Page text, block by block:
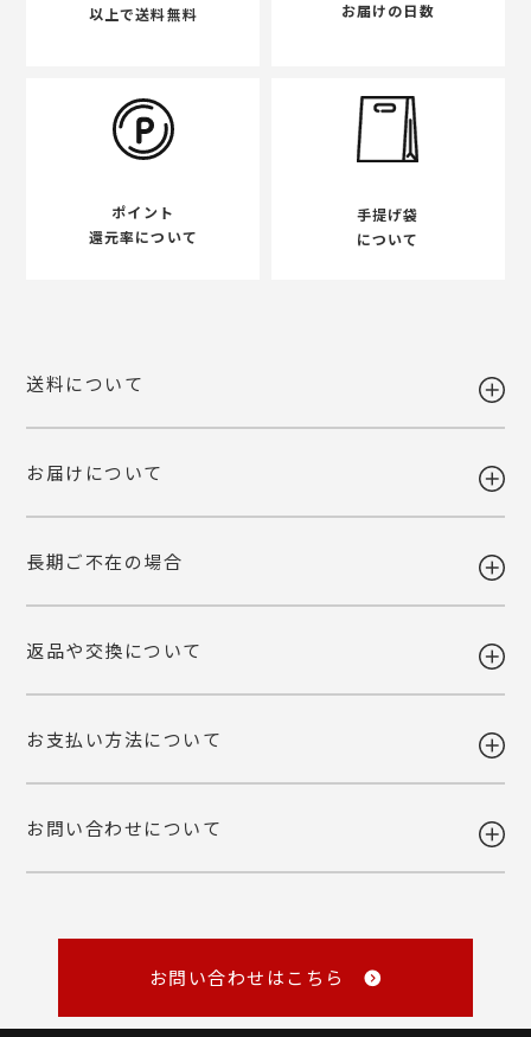
以上で送料無料
お届けの日数
ポイント
還元率について
手提げ袋
について
送料について
送料 全国一律980円
当店で利用しております運送会社の料金改定に伴い、送料を改定させて
お届けについて
ギフト注文で【出荷から7日以内】にお届け先様が商品をお受け取り頂
すが、転送・引き上げ対応の場合も商品代金はご請求させて頂きます。
長期ご不在の場合
ギフト注文で【出荷から7日以内】にお届け先様が商品をお受け取り頂
すが、転送・引き上げ対応の場合も商品代金はご請求させて頂きます。
返品や交換について
ご注文後の変更・キャンセルは原則お受けいたしかねます。注文確定前
社までご連絡ください。 配送中の事故に関しましても交換いたしま
詳しくみる
お支払い方法について
・各種クレジットカード
・Amazon Pay
・NP掛け払い
お問い合わせについて
master@rl-waffle.co.jp
（16時以降は翌日返信）
（10：00～16：00 ※土曜・日曜・祝日定休日）
お問い合わせはこちら